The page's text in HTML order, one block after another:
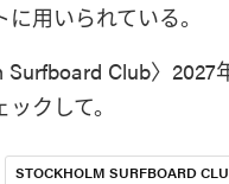
用いられている。
Surfboard Club〉
クして。
STOCKHOLM SURFBOARD